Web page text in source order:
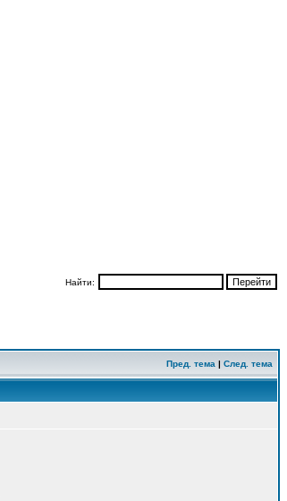
Найти:
Пред. тема | След. тема